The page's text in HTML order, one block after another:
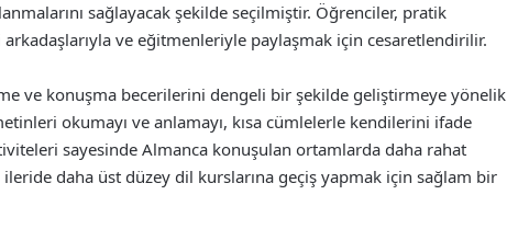
sağlayacak şekilde seçilmiştir. Öğrenciler, pratik
ve eğitmenleriyle paylaşmak için cesaretlendirilir.
ve konuşma becerilerini dengeli bir şekilde geliştirmeye yönelik
okumayı ve anlamayı, kısa cümlelerle kendilerini ifade
sayesinde Almanca konuşulan ortamlarda daha rahat
daha üst düzey dil kurslarına geçiş yapmak için sağlam bir